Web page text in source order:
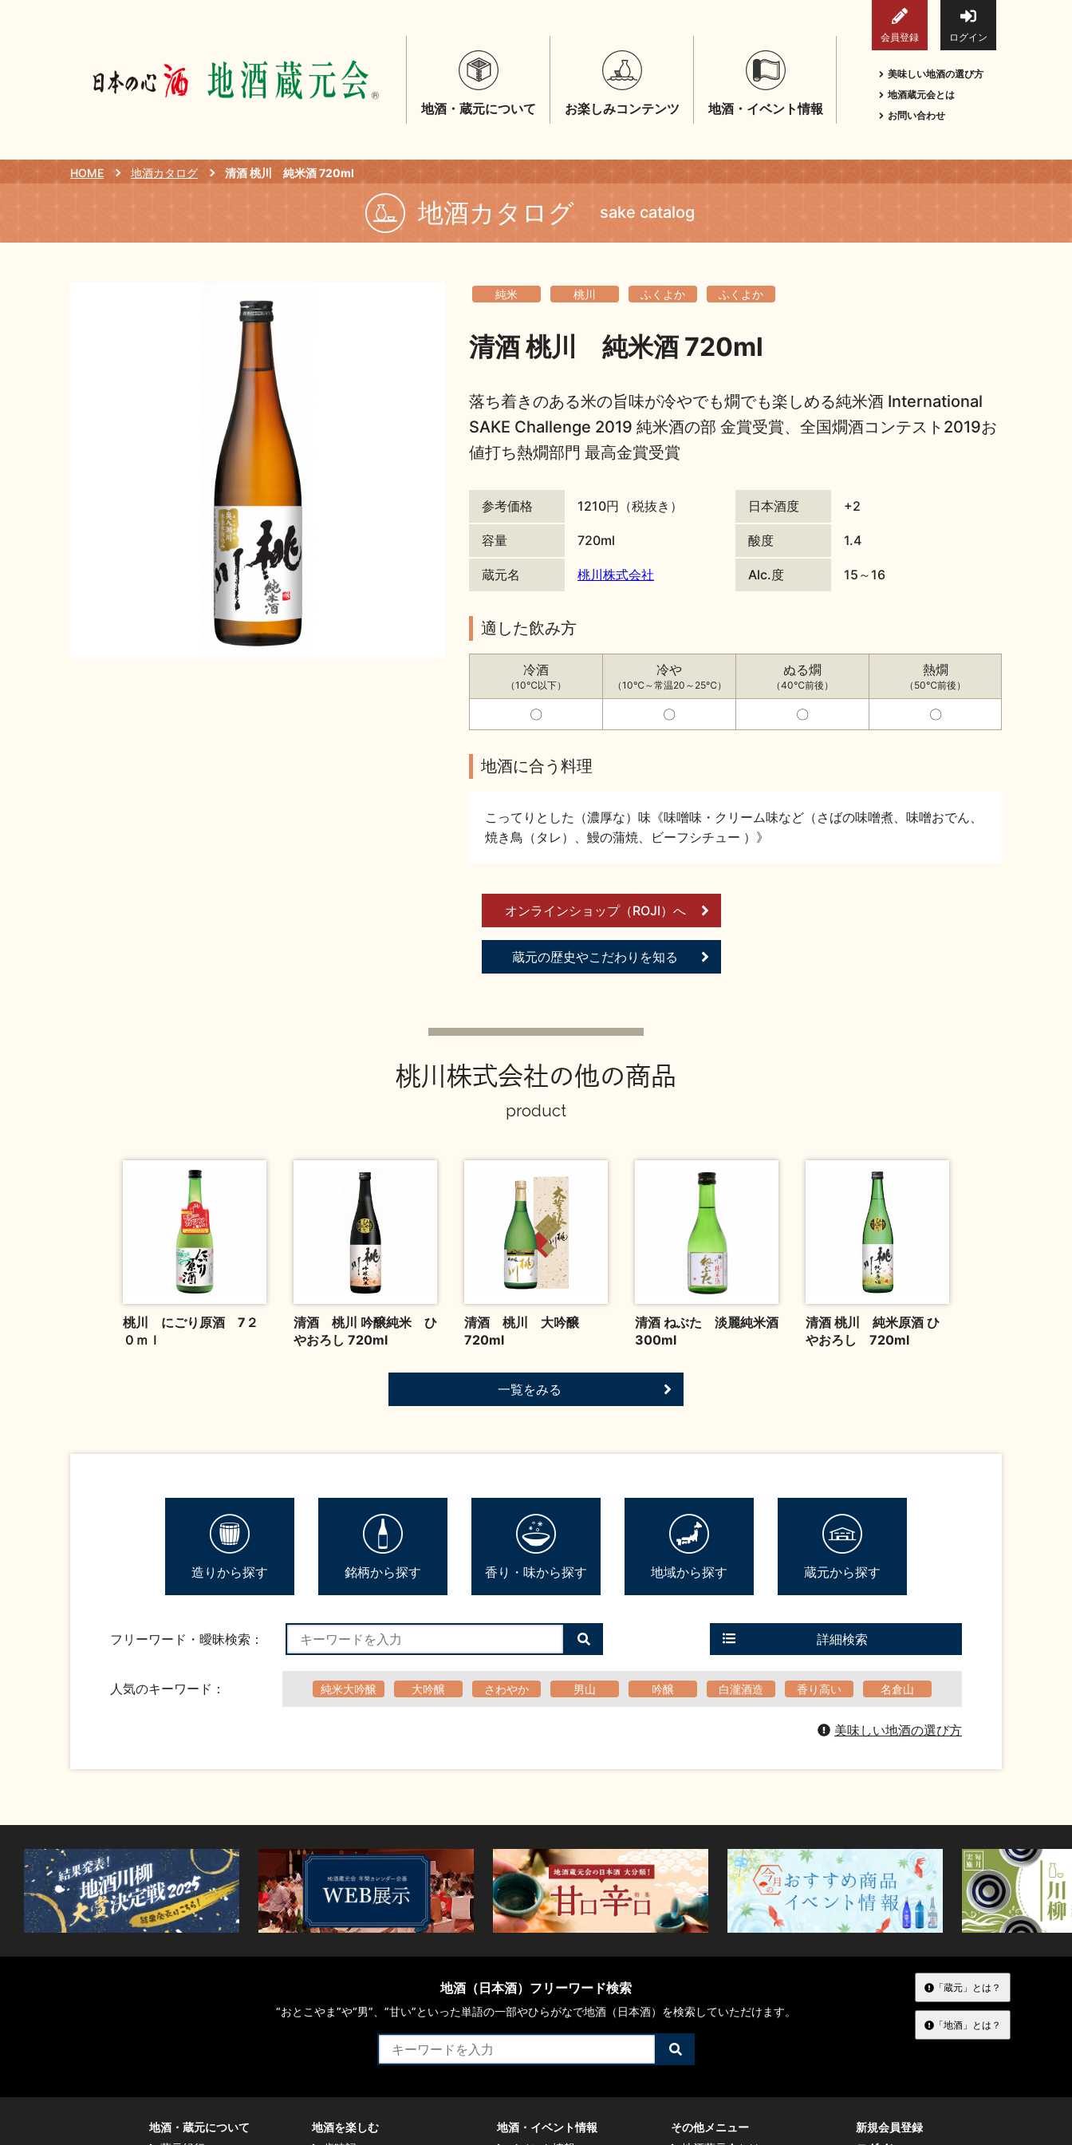
会員登録 ログイン
地酒・蔵元について お楽しみコンテンツ 地酒・イベント情報
美味しい地酒の選び方
地酒蔵元会とは
お問い合わせ
HOME 地酒カタログ 清酒 桃川 純米酒 720ml
地酒カタログ sake catalog
純米 桃川 ふくよか ふくよか
清酒 桃川 純米酒 720ml
落ち着きのある米の旨味が冷やでも燗でも楽しめる純米酒 International
SAKE Challenge 2019 純米酒の部 金賞受賞、全国燗酒コンテスト2019お
値打ち熱燗部門 最高金賞受賞
参考価格 1210円（税抜き）
容量 720ml
蔵元名 桃川株式会社
日本酒度 +2
酸度 1.4
Alc.度 15～16
適した飲み方
冷酒
（10℃以下）
冷や
（10℃～常温20～25℃）
ぬる燗
（40℃前後）
熱燗
（50℃前後）
〇 〇 〇 〇
地酒に合う料理
こってりとした（濃厚な）味《味噌味・クリーム味など（さばの味噌煮、味噌おでん、
焼き鳥（タレ）、鰻の蒲焼、ビーフシチュー ）》
オンラインショップ（ROJI）へ
蔵元の歴史やこだわりを知る
桃川株式会社の他の商品
product
桃川 にごり原酒 7２
０ｍｌ
清酒 桃川 吟醸純米 ひ
やおろし 720ml
清酒 桃川 大吟醸
720ml
清酒 ねぶた 淡麗純米酒
300ml
清酒 桃川 純米原酒 ひ
やおろし 720ml
一覧をみる
造りから探す 銘柄から探す 香り・味から探す 地域から探す 蔵元から探す
フリーワード・曖昧検索：
検
索
る
詳細検索
人気のキーワード： 純米大吟醸 大吟醸 さわやか 男山 吟醸 白瀧酒造 香り高い 名倉山
美味しい地酒の選び方
地酒（日本酒）フリーワード検索
“おとこやま”や“男”、”甘い”といった単語の一部やひらがなで地酒（日本酒）を検索していただけます。
検
索
「蔵元」とは？
「地酒」とは？
地酒・蔵元について
地酒を楽しむ
地酒・イベント情報
その他メニュー
新規会員登録